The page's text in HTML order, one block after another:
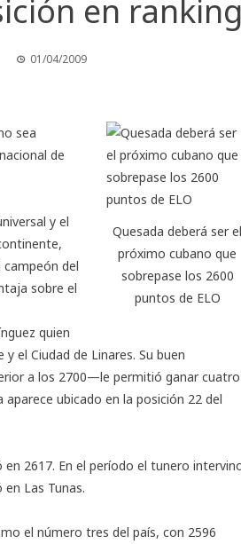
en
01/04/2009
Quesada deberá ser el
próximo cubano que
sobrepase los 2600
puntos de ELO
sea
de
y el
del
sobre el
quien
el Ciudad de Linares. Su buen
a los 2700—le permitió ganar cuatro
ubicado en la posición 22 del
2617. En el período el tunero
Las Tunas.
el número tres del país, con 2596